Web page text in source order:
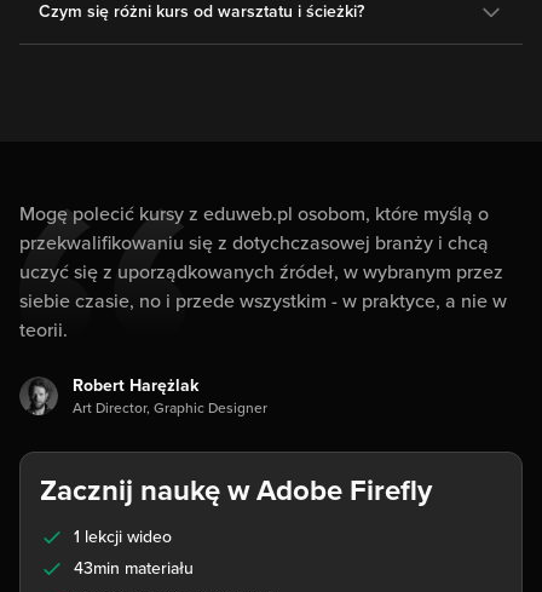
Czym się różni kurs od warsztatu i ścieżki?
Mogę polecić kursy z eduweb.pl osobom, które myślą o
przekwalifikowaniu się z dotychczasowej branży i chcą
uczyć się z uporządkowanych źródeł, w wybranym przez
siebie czasie, no i przede wszystkim - w praktyce, a nie w
teorii.
Robert Harężlak
Art Director, Graphic Designer
Zacznij naukę w Adobe Firefly
1 lekcji wideo
43min materiału